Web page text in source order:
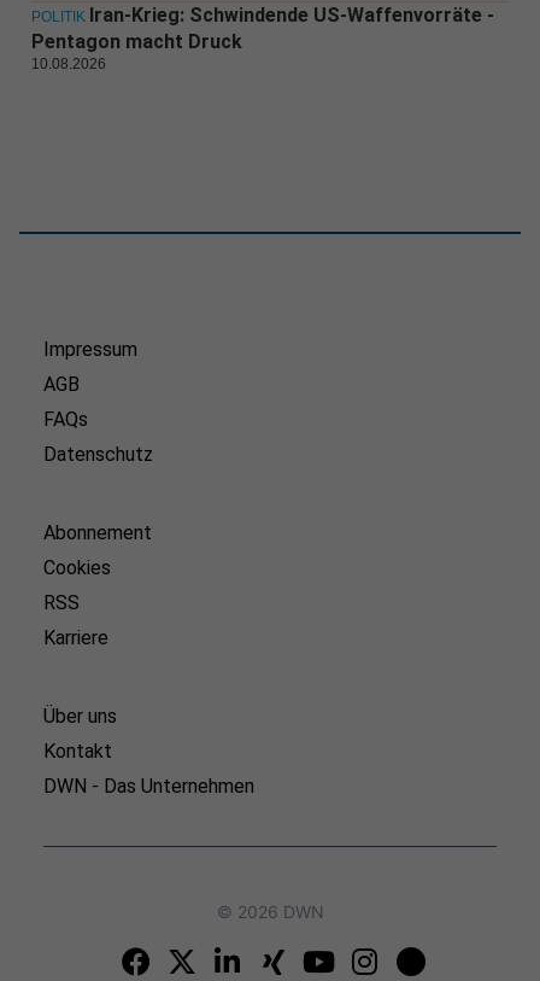
POLITIK Iran-Krieg: Schwindende US-Waffenvorräte -
Pentagon macht Druck
10.08.2026
Impressum
AGB
FAQs
Datenschutz
Abonnement
Cookies
RSS
Karriere
Über uns
Kontakt
DWN - Das Unternehmen
© 2026 DWN